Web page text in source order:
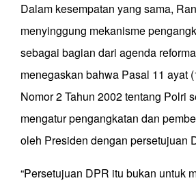
Dalam kesempatan yang sama,
menyinggung mekanisme
sebagai bagian dari agenda
menegaskan bahwa Pasal 11 ayat
Nomor 2 Tahun 2002 tentang Polri
mengatur pengangkatan dan
oleh Presiden dengan persetujuan
“Persetujuan DPR itu bukan untuk